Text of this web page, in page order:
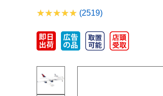
(2519)